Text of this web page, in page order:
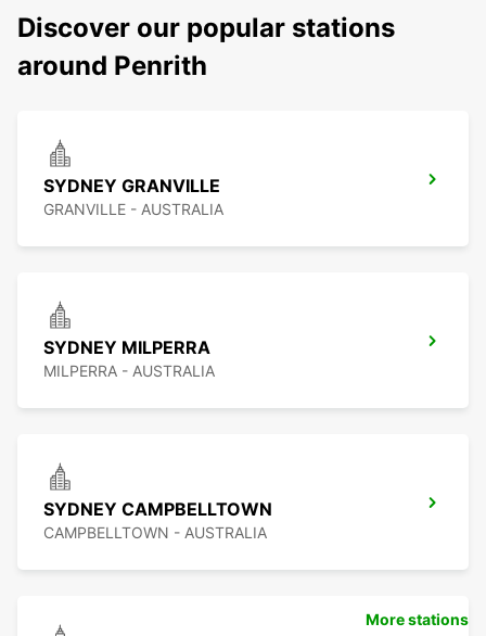
Discover our popular stations
around Penrith
SYDNEY GRANVILLE
GRANVILLE - AUSTRALIA
SYDNEY MILPERRA
MILPERRA - AUSTRALIA
SYDNEY CAMPBELLTOWN
CAMPBELLTOWN - AUSTRALIA
More stations